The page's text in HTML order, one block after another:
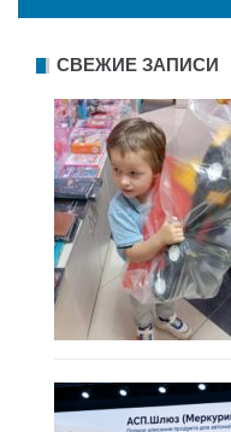
СВЕЖИЕ ЗАПИСИ